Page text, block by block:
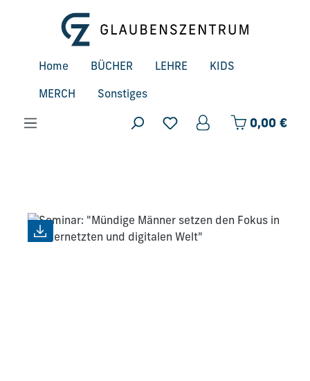
Zum Hauptinhalt springen
Home BÜCHER LEHRE KIDS
MERCH Sonstiges
0,00 €